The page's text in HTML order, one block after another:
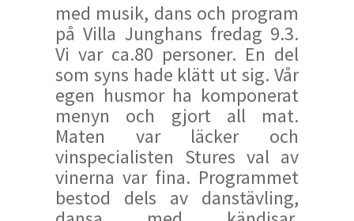
med musik, dans och program
på Villa Junghans fredag 9.3.
Vi var ca.80 personer. En del
som syns hade klätt ut sig. Vår
egen husmor ha komponerat
menyn och gjort all mat.
Maten var läcker och
vinspecialisten Stures val av
vinerna var fina. Programmet
bestod dels av danstävling,